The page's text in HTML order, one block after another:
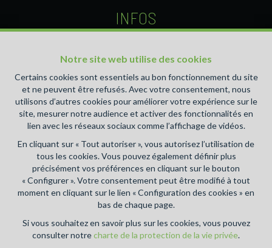
Notre site web utilise des cookies
Certains cookies sont essentiels au bon fonctionnement du site
et ne peuvent être refusés. Avec votre consentement, nous
utilisons d’autres cookies pour améliorer votre expérience sur le
site, mesurer notre audience et activer des fonctionnalités en
lien avec les réseaux sociaux comme l’affichage de vidéos.
En cliquant sur « Tout autoriser », vous autorisez l’utilisation de
tous les cookies. Vous pouvez également définir plus
précisément vos préférences en cliquant sur le bouton
« Configurer ». Votre consentement peut être modifié à tout
moment en cliquant sur le lien « Configuration des cookies » en
bas de chaque page.
Si vous souhaitez en savoir plus sur les cookies, vous pouvez
consulter notrecharte de la protection de la vie privée.
INFOS
510.426 et 511.049 en Belgique- Instance de contrôle:
Institut professionnel des agents immobiliers, rue du
Luxembourg 16B, 1000 Bruxelles (+32 2 505 38 50 -
info@ipi.be) - Soumis aucode déontologique de l’ IPI
RC professionnelle et cautionnement via AXA Belgium SA,
Place du Trône 1, 1000 Bruxelles – police n° 730.390.160.
Couverture valable pour les activités réalisées en Belgique
Accueil-A vendre-A louer-A propos -Estimation
Blog-Contact
Charte de la protection de la vie privée